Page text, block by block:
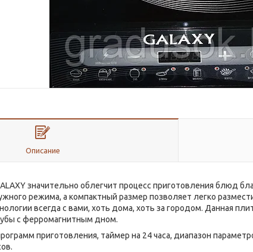
Описание
значительно облегчит процесс приготовления блюд
режима, а компактный размер позволяет легко
всегда с вами, хоть дома, хоть за городом. Данная
с ферромагнитным дном.
приготовления, таймер на 24 часа, диапазон